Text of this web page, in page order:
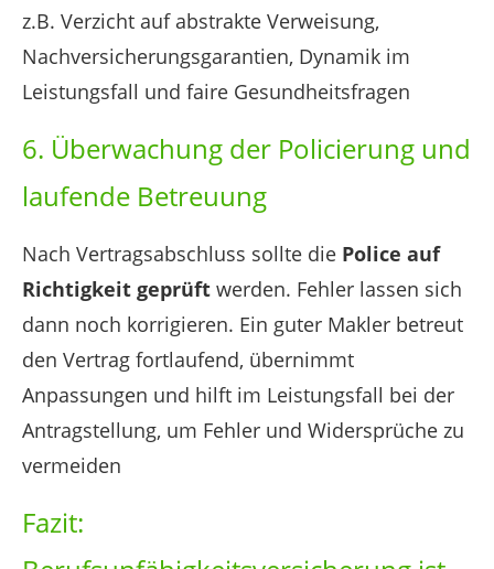
z.B. Verzicht auf abstrakte Verweisung,
Nachversicherungsgarantien, Dynamik im
Leistungsfall und faire Gesundheitsfragen
6. Überwachung der Policierung und
laufende Betreuung
Nach Vertragsabschluss sollte die Police auf
Richtigkeit geprüft werden. Fehler lassen sich
dann noch korrigieren. Ein guter Makler betreut
den Vertrag fortlaufend, übernimmt
Anpassungen und hilft im Leistungsfall bei der
Antragstellung, um Fehler und Widersprüche zu
vermeiden
Fazit: